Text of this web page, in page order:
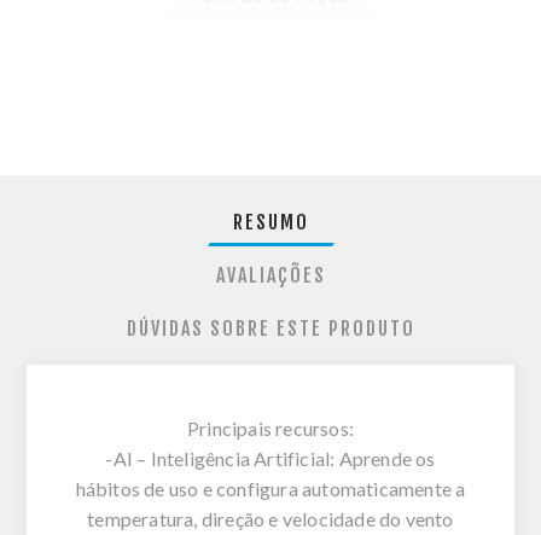
RESUMO
AVALIAÇÕES
DÚVIDAS SOBRE ESTE PRODUTO
Principais recursos:
-AI – Inteligência Artificial: Aprende os
hábitos de uso e configura automaticamente a
temperatura, direção e velocidade do vento